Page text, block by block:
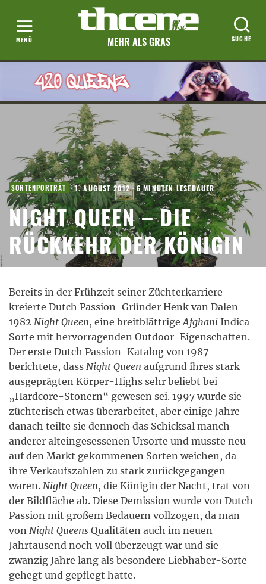
MEHR ALS GRAS
SORTENPORTRÄT ·1. AUGUST 2012·6 MINUTEN LESEDAUER
NIGHT QUEEN – DIE
RÜCKKEHR DER KÖNIGIN
Bereits in der Frühzeit seiner Züchterkarriere
kreierte Dutch Passion-Gründer Henk van Dalen
1982 Night Queen, eine breitblättrigeAfghani Indica-
Sorte mit hervorragenden Outdoor-Eigenschaften.
Der erste Dutch Passion-Katalog von 1987
berichtete, dass Night Queen aufgrund ihres stark
ausgeprägten Körper-Highs sehr beliebt bei
„Hardcore-Stonern“ gewesen sei. 1997 wurde sie
züchterisch etwas überarbeitet, aber einige Jahre
danach teilte sie dennoch das Schicksal manch
anderer alteingesessenen Ursorte und musste neu
auf den Markt gekommenen Sorten weichen, da
ihre Verkaufszahlen zu stark zurückgegangen
waren. Night Queen, die Königin der Nacht, trat von
der Bildfläche ab. Diese Demission wurde von Dutch
Passion mit großem Bedauern vollzogen, da man
von Night Queens Qualitäten auch im neuen
Jahrtausend noch voll überzeugt war und sie
zwanzig Jahre lang als besondere Liebhaber-Sorte
gehegt und gepflegt hatte.